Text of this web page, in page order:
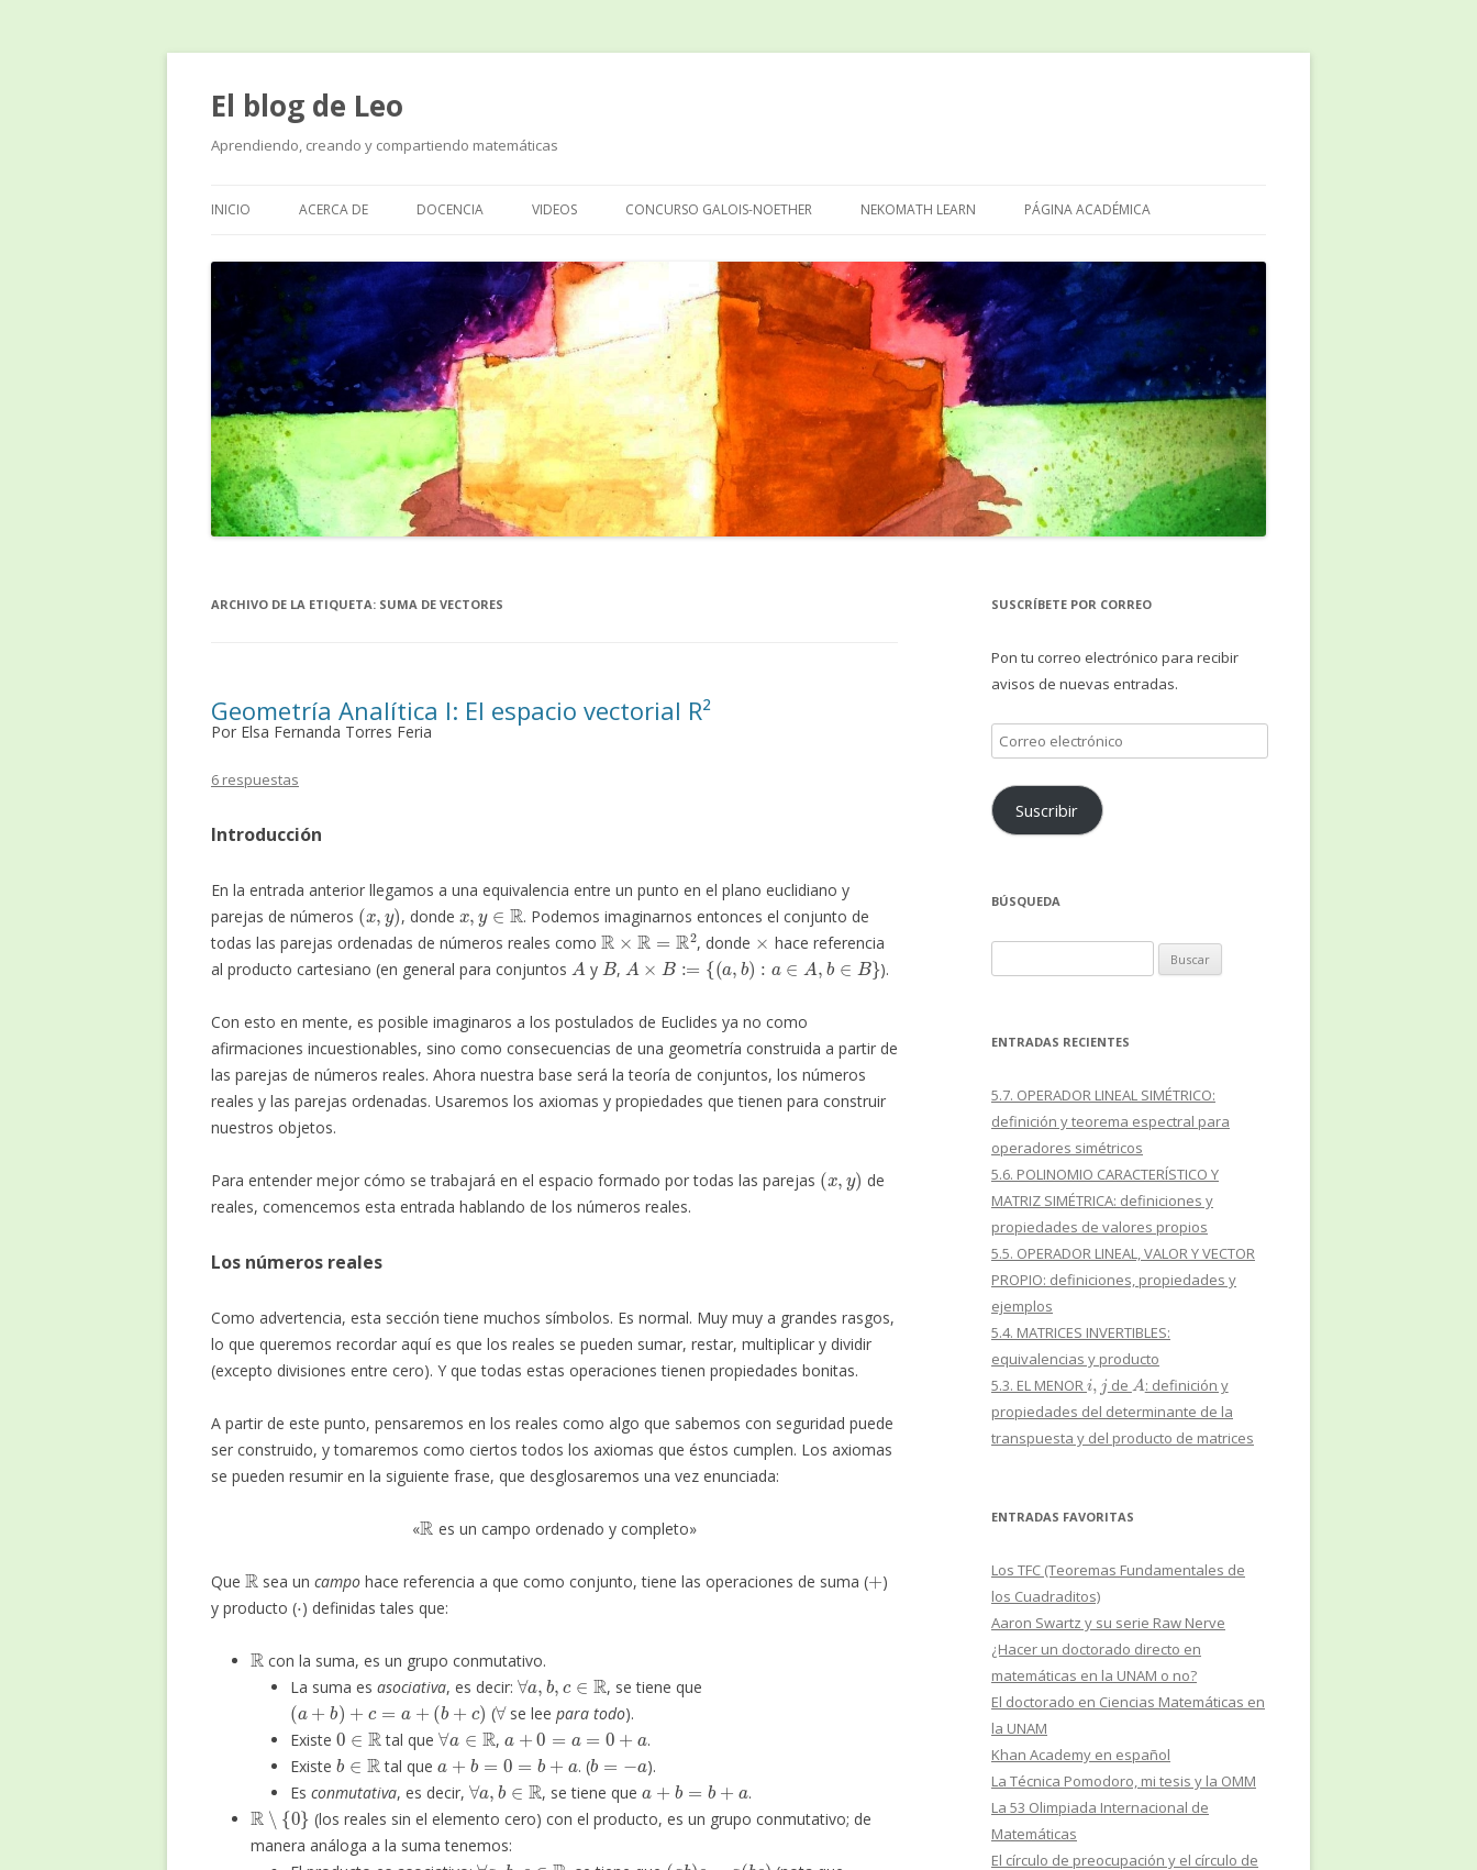
El blog de Leo
Aprendiendo, creando y compartiendo matemáticas
al
INICIO ACERCA DE DOCENCIA VIDEOS CONCURSO GALOIS-NOETHER NEKOMATH LEARN PÁGINA ACADÉMICA
ARCHIVO DE LA ETIQUETA: SUMA DE VECTORES
Geometría Analítica I: El espacio vectorial R²
Por Elsa Fernanda Torres Feria
6 respuestas
Introducción
En la entrada anterior llegamos a una equivalencia entre un punto en el plano euclidiano y
parejas de números
(x,y)
, donde
x,y ∈R
. Podemos imaginarnos entonces el conjunto de
todas las parejas ordenadas de números reales como
R×R=R2
, donde
×
hace referencia
al producto cartesiano (en general para conjuntos
A
y
B
,
A×B :={(a, b):a∈ A, b∈B}
).
Con esto en mente, es posible imaginaros a los postulados de Euclides ya no como
afirmaciones incuestionables, sino como consecuencias de una geometría construida a partir de
las parejas de números reales. Ahora nuestra base será la teoría de conjuntos, los números
reales y las parejas ordenadas. Usaremos los axiomas y propiedades que tienen para construir
nuestros objetos.
Para entender mejor cómo se trabajará en el espacio formado por todas las parejas
(x
de
reales, comencemos esta entrada hablando de los números reales.
Los números reales
Como advertencia, esta sección tiene muchos símbolos. Es normal. Muy muy a grandes rasgos,
lo que queremos recordar aquí es que los reales se pueden sumar, restar, multiplicar y dividir
(excepto divisiones entre cero). Y que todas estas operaciones tienen propiedades bonitas.
A partir de este punto, pensaremos en los reales como algo que sabemos con seguridad puede
ser construido, y tomaremos como ciertos todos los axiomas que éstos cumplen. Los axiomas
se pueden resumir en la siguiente frase, que desglosaremos una vez enunciada:
«
R
es un campo ordenado y completo»
Que
R
sea uncampo hace referencia a que como conjunto, tiene las operaciones de suma (
)
y producto (
⋅
) definidas tales que:
R
con la suma, es un grupo conmutativo.
La suma es asociativa, es decir:
∀a,b R
, se tiene que
(a +b)+c =a +(b+c)
(
∀
se leepara todo).
Existe
0 ∈ R
tal que
∀ a ∈R
,
a+ 0=a=0+ a
.
Existe
b ∈ R
tal que
a+ b=0=b + a
. (
b =− a
).
Es conmutativa, es decir,
∀ b∈ R
, se tiene que
a+ b= +a
.
R ∖ 0}
(los reales sin el elemento cero) con el producto, es un grupo conmutativo; de
manera análoga a la suma tenemos:
∀a,b R (a b bc
SUSCRÍBETE POR CORREO
Pon tu correo electrónico para recibir
avisos de nuevas entradas.
Correo
electrónico
Suscribir
BÚSQUEDA
ENTRADAS RECIENTES
5.7. OPERADOR LINEAL SIMÉTRICO:
definición y teorema espectral para
operadores simétricos
5.6. POLINOMIO CARACTERÍSTICO Y
MATRIZ SIMÉTRICA: definiciones y
propiedades de valores propios
5.5. OPERADOR LINEAL, VALOR Y VECTOR
PROPIO: definiciones, propiedades y
ejemplos
5.4. MATRICES INVERTIBLES:
equivalencias y producto
5.3. EL MENOR i,j de A: definición y
propiedades del determinante de la
transpuesta y del producto de matrices
ENTRADAS FAVORITAS
Los TFC (Teoremas Fundamentales de
los Cuadraditos)
Aaron Swartz y su serie Raw Nerve
¿Hacer un doctorado directo en
matemáticas en la UNAM o no?
El doctorado en Ciencias Matemáticas en
la UNAM
Khan Academy en español
La Técnica Pomodoro, mi tesis y la OMM
La 53 Olimpiada Internacional de
Matemáticas
El círculo de preocupación y el círculo de